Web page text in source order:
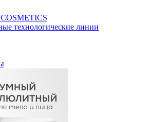
технологические линии